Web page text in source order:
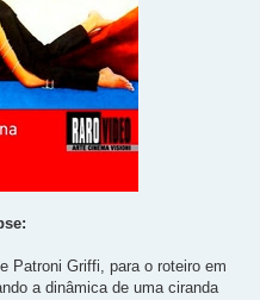
Patroni Griffi, para o roteiro em
a dinâmica de uma ciranda